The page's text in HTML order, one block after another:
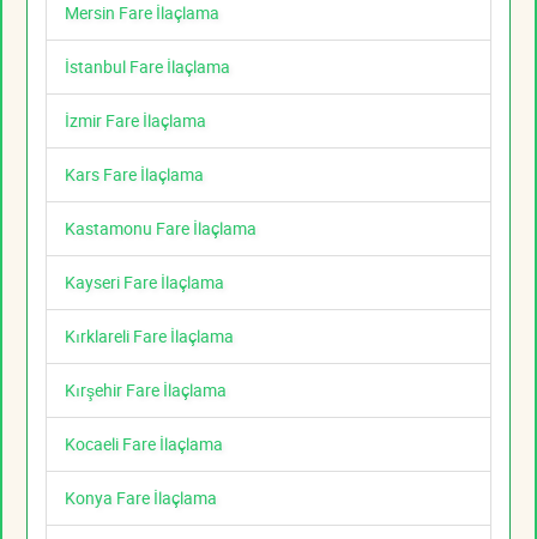
Mersin Fare İlaçlama
İstanbul Fare İlaçlama
İzmir Fare İlaçlama
Kars Fare İlaçlama
Kastamonu Fare İlaçlama
Kayseri Fare İlaçlama
Kırklareli Fare İlaçlama
Kırşehir Fare İlaçlama
Kocaeli Fare İlaçlama
Konya Fare İlaçlama